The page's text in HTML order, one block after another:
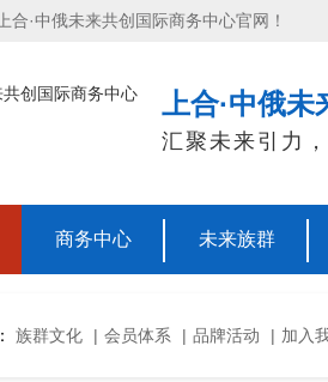
合·中俄未来共创国际商务中心官网！
上合·中俄未
汇聚未来引力
商务中心 未来族群
族群文化 | 会员体系 | 品牌活动 | 加入